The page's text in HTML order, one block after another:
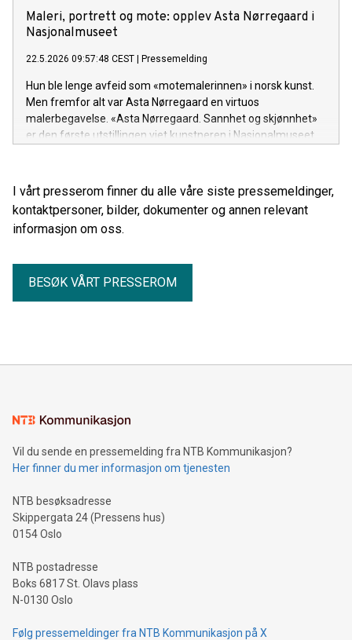
Maleri, portrett og mote: opplev Asta Nørregaard i
Nasjonalmuseet
22.5.2026 09:57:48 CEST Pressemelding
Hun ble lenge avfeid som «motemalerinnen» i norsk kunst.
Men fremfor alt var Asta Nørregaard en virtuos
malerbegavelse. «Asta Nørregaard. Sannhet og skjønnhet»
er den første utstillingen viet kunstneren i Nasjonalmuseet.
I vårt presserom finner du alle våre siste pressemeldinger,
kontaktpersoner, bilder, dokumenter og annen relevant
informasjon om oss.
BESØK VÅRT PRESSEROM
Vil du sende en pressemelding fra NTB Kommunikasjon?
Her finner du mer informasjon om tjenesten
NTB besøksadresse
Skippergata 24 (Pressens hus)
0154 Oslo
NTB postadresse
Boks 6817 St. Olavs plass
N-0130 Oslo
Følg pressemeldinger fra NTB Kommunikasjon på X